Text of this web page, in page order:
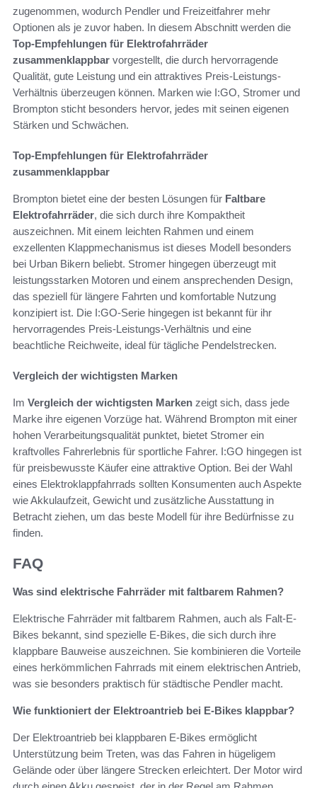
zugenommen, wodurch Pendler und Freizeitfahrer mehr
Optionen als je zuvor haben. In diesem Abschnitt werden die
Top-Empfehlungen für Elektrofahrräder
zusammenklappbar vorgestellt, die durch hervorragende
Qualität, gute Leistung und ein attraktives Preis-Leistungs-
Verhältnis überzeugen können. Marken wie I:GO, Stromer und
Brompton sticht besonders hervor, jedes mit seinen eigenen
Stärken und Schwächen.
Top-Empfehlungen für Elektrofahrräder
zusammenklappbar
Brompton bietet eine der besten Lösungen für Faltbare
Elektrofahrräder, die sich durch ihre Kompaktheit
auszeichnen. Mit einem leichten Rahmen und einem
exzellenten Klappmechanismus ist dieses Modell besonders
bei Urban Bikern beliebt. Stromer hingegen überzeugt mit
leistungsstarken Motoren und einem ansprechenden Design,
das speziell für längere Fahrten und komfortable Nutzung
konzipiert ist. Die I:GO-Serie hingegen ist bekannt für ihr
hervorragendes Preis-Leistungs-Verhältnis und eine
beachtliche Reichweite, ideal für tägliche Pendelstrecken.
Vergleich der wichtigsten Marken
Im Vergleich der wichtigsten Marken zeigt sich, dass jede
Marke ihre eigenen Vorzüge hat. Während Brompton mit einer
hohen Verarbeitungsqualität punktet, bietet Stromer ein
kraftvolles Fahrerlebnis für sportliche Fahrer. I:GO hingegen ist
für preisbewusste Käufer eine attraktive Option. Bei der Wahl
eines Elektroklappfahrrads sollten Konsumenten auch Aspekte
wie Akkulaufzeit, Gewicht und zusätzliche Ausstattung in
Betracht ziehen, um das beste Modell für ihre Bedürfnisse zu
finden.
FAQ
Was sind elektrische Fahrräder mit faltbarem Rahmen?
Elektrische Fahrräder mit faltbarem Rahmen, auch als Falt-E-
Bikes bekannt, sind spezielle E-Bikes, die sich durch ihre
klappbare Bauweise auszeichnen. Sie kombinieren die Vorteile
eines herkömmlichen Fahrrads mit einem elektrischen Antrieb,
was sie besonders praktisch für städtische Pendler macht.
Wie funktioniert der Elektroantrieb bei E-Bikes klappbar?
Der Elektroantrieb bei klappbaren E-Bikes ermöglicht
Unterstützung beim Treten, was das Fahren in hügeligem
Gelände oder über längere Strecken erleichtert. Der Motor wird